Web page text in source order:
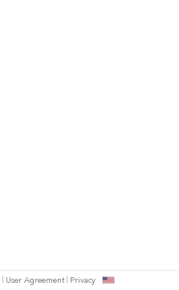
User Agreement Privacy